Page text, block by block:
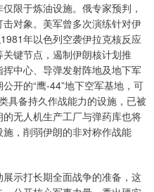
限于炼油设施。俄专家预判，
对象。美军曾多次演练针对伊
年以色列空袭伊拉克核反应
键节点，遏制伊朗核计划推
中心、导弹发射阵地及地下军
开的“鹰-44”地下空军基地，可
具备持久作战能力的设施，已被
无人机生产工厂与弹药库也将
，削弱伊朗的非对称作战能
示打长期全面战争的准备，这